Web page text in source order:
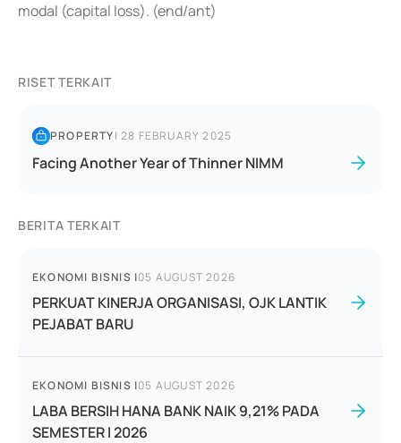
modal (capital loss). (end/ant)
RISET TERKAIT
PROPERTY|28 FEBRUARY 2025
Facing Another Year of Thinner NIMM
BERITA TERKAIT
EKONOMI BISNIS |05 AUGUST 2026
PERKUAT KINERJA ORGANISASI, OJK LANTIK
PEJABAT BARU
EKONOMI BISNIS |05 AUGUST 2026
LABA BERSIH HANA BANK NAIK 9,21% PADA
SEMESTER I 2026